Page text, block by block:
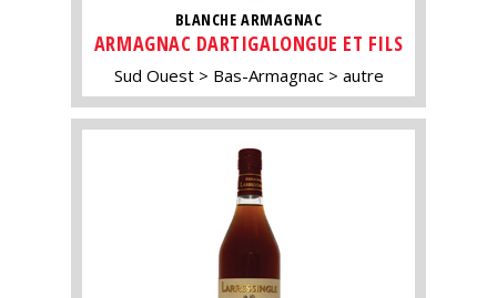
BLANCHE ARMAGNAC
ARMAGNAC DARTIGALONGUE ET FILS
Sud Ouest Bas-Armagnac autre